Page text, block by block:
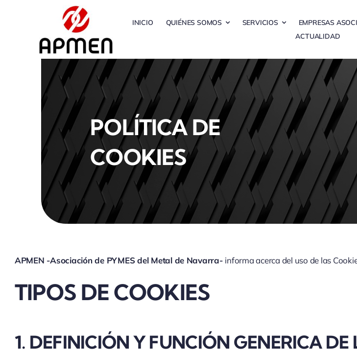
INICIO QUIÉNES SOMOS SERVICIOS EMPRESAS
ACTUALIDAD
POLÍTICA DE
COOKIES
APMEN -Asociación de PYMES del Metal de Navarra- informa acerca del uso de las
TIPOS DE COOKIES
1. DEFINICIÓN Y FUNCIÓN GENERICA DE